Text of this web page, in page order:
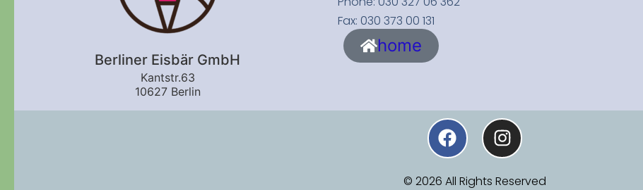
Berliner Eisbär GmbH
Kantstr.63
10627 Berlin
Fax: 030 373 00 131
home
© 2026 All Rights Reserved